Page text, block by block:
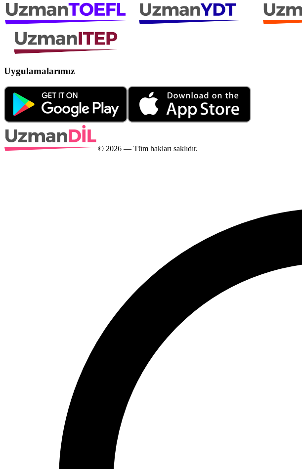
Uygulamalarımız
© 2026 — Tüm hakları saklıdır.